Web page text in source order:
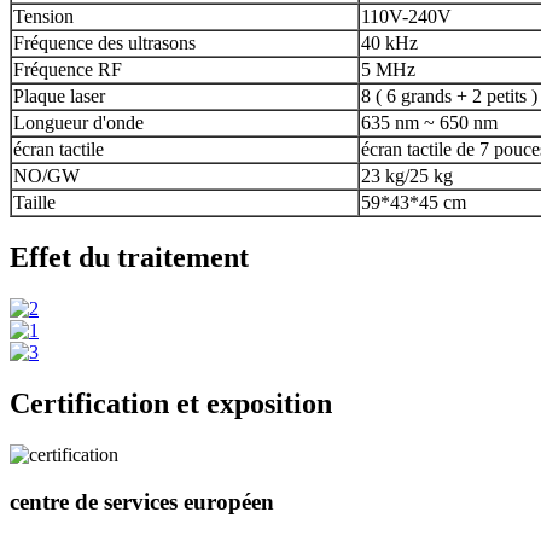
Tension
110V-240V
Fréquence des ultrasons
40 kHz
Fréquence RF
5 MHz
Plaque laser
8 ( 6 grands + 2 petits )
Longueur d'onde
635 nm ~ 650 nm
écran tactile
écran tactile de 7
NO/GW
23 kg/25 kg
Taille
59*43*45 cm
Effet du traitement
Certification et exposition
centre de services européen